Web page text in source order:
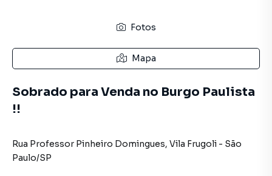
Fotos
Mapa
Sobrado para Venda no Burgo Paulista
!!
Rua Professor Pinheiro Domingues, Vila Frugoli - São
Paulo/SP